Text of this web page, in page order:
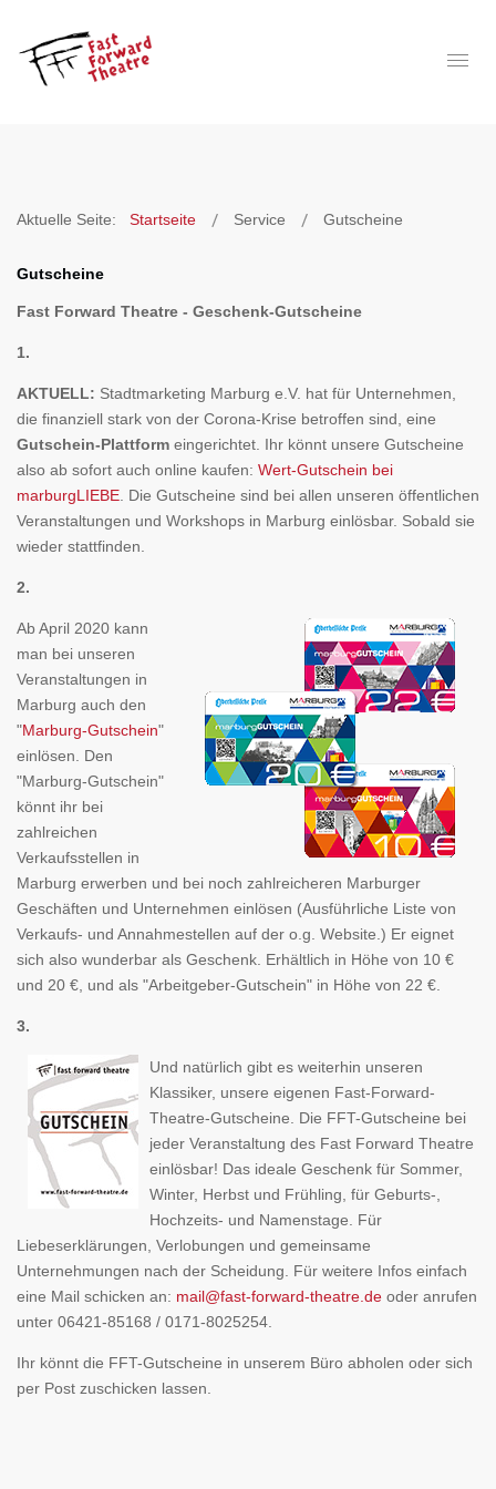
Aktuelle Seite: Startseite Service Gutscheine
Gutscheine
Fast Forward Theatre - Geschenk-Gutscheine
1.
AKTUELL: Stadtmarketing Marburg e.V. hat für Unternehmen,
die finanziell stark von der Corona-Krise betroffen sind, eine
Gutschein-Plattform eingerichtet. Ihr könnt unsere Gutscheine
also ab sofort auch online kaufen: Wert-Gutschein bei
marburgLIEBE . Die Gutscheine sind bei allen unseren öffentlichen
Veranstaltungen und Workshops in Marburg einlösbar. Sobald sie
wieder stattfinden.
2.
Ab April 2020 kann
man bei unseren
Veranstaltungen in
Marburg auch den
"Marburg-Gutschein"
einlösen. Den
"Marburg-Gutschein"
könnt ihr bei
zahlreichen
Verkaufsstellen in
Marburg erwerben und bei noch zahlreicheren Marburger
Geschäften und Unternehmen einlösen (Ausführliche Liste von
Verkaufs- und Annahmestellen auf der o.g. Website.) Er eignet
sich also wunderbar als Geschenk. Erhältlich in Höhe von 10 €
und 20 €, und als "Arbeitgeber-Gutschein" in Höhe von 22 €.
3.
Und natürlich gibt es weiterhin unseren
Klassiker, unsere eigenen Fast-Forward-
Theatre-Gutscheine. Die FFT-Gutscheine bei
jeder Veranstaltung des Fast Forward Theatre
einlösbar! Das ideale Geschenk für Sommer,
Winter, Herbst und Frühling, für Geburts-,
Hochzeits- und Namenstage. Für
Liebeserklärungen, Verlobungen und gemeinsame
Unternehmungen nach der Scheidung. Für weitere Infos einfach
eine Mail schicken an: mail@fast-forward-theatre.de oder anrufen
unter 06421-85168 / 0171-8025254.
Ihr könnt die FFT-Gutscheine in unserem Büro abholen oder sich
per Post zuschicken lassen.